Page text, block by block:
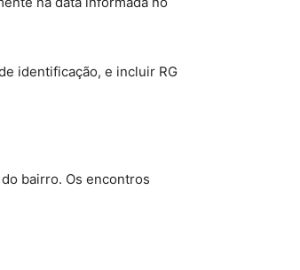
identificação, e incluir RG
bairro. Os encontros